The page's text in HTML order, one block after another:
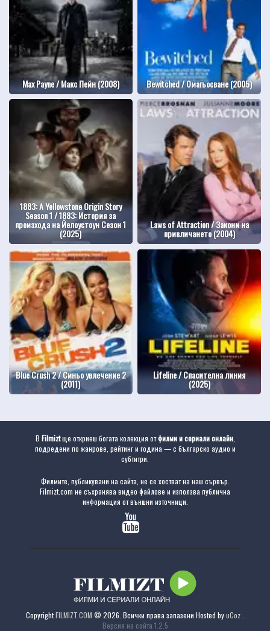
Max Payne / Макс Пейн (2008) Bewitched / Омагьосване (2005)
1883: A Yellowstone Origin Story
Season 1 / 1883: История за
произхода на Йелоустоун Сезон 1
(2025)
Laws of Attraction / Закони на
привличането (2004)
Blue Crush 2 / Синьо увлечение 2
(2011)
Lifeline / Спасителна линия
(2025)
В Filmiztще откриеш богата колекция отфилми и сериали онлайн,
подредени по жанрове, рейтинг и година — с българско аудио и
субтитри.
Филмите, публикувани на сайта, не се хостват на наш сървър.
Filmizt.com не съхранява видео файлове и използва публична
информация от външни източници.
CopyrightFILMIZT.COM © 2026. Всички права запазени Hosted byuCoz
Версия на сайта 1.2.5